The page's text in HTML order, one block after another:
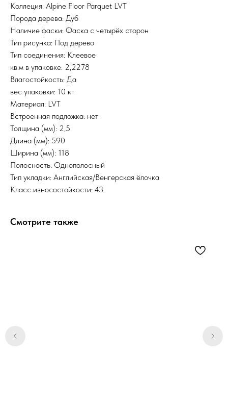
Коллеция: Alpine Floor Parquet LVT
Порода дерева: Дуб
Наличие фаски: Фаска с четырёх сторон
Тип рисунка: Под дерево
Тип соединения: Клеевое
кв.м в упаковке: 2,2278
Влагостойкость: Да
вес упаковки: 10 кг
Материал: LVT
Встроенная подложка: нет
Толщина (мм): 2,5
Длина (мм): 590
Ширина (мм): 118
Полосность: Однополосный
Тип укладки: Английская/Венгерская ёлочка
Класс износостойкости: 43
Смотрите также